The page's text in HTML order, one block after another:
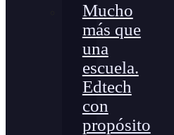
Mucho
más que
una
escuela.
Edtech
con
propósito